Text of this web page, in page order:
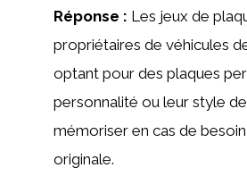
Réponse : Les jeux de
propriétaires de véhicules
optant pour des plaques
personnalité ou leur style
mémoriser en cas de
originale.